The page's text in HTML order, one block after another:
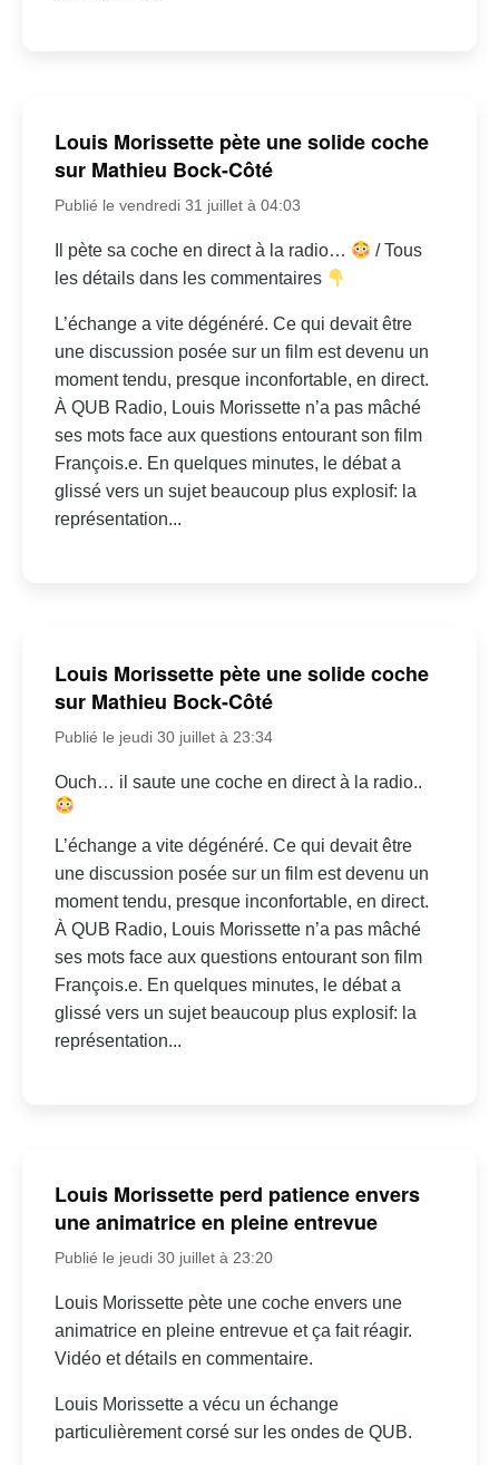
Louis Morissette pète une solide coche
sur Mathieu Bock-Côté
Publié le vendredi 31 juillet à 04:03
Il pète sa coche en direct à la radio…
/ Tous
les détails dans les commentaires
L’échange a vite dégénéré. Ce qui devait être
une discussion posée sur un film est devenu un
moment tendu, presque inconfortable, en direct.
À QUB Radio, Louis Morissette n’a pas mâché
ses mots face aux questions entourant son film
François.e. En quelques minutes, le débat a
glissé vers un sujet beaucoup plus explosif: la
représentation...
Louis Morissette pète une solide coche
sur Mathieu Bock-Côté
Publié le jeudi 30 juillet à 23:34
Ouch… il saute une coche en direct à la radio..
L’échange a vite dégénéré. Ce qui devait être
une discussion posée sur un film est devenu un
moment tendu, presque inconfortable, en direct.
À QUB Radio, Louis Morissette n’a pas mâché
ses mots face aux questions entourant son film
François.e. En quelques minutes, le débat a
glissé vers un sujet beaucoup plus explosif: la
représentation...
Louis Morissette perd patience envers
une animatrice en pleine entrevue
Publié le jeudi 30 juillet à 23:20
Louis Morissette pète une coche envers une
animatrice en pleine entrevue et ça fait réagir.
Vidéo et détails en commentaire.
Louis Morissette a vécu un échange
particulièrement corsé sur les ondes de QUB.